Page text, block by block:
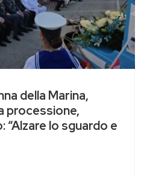
della Marina,
processione,
“Alzare lo sguardo e